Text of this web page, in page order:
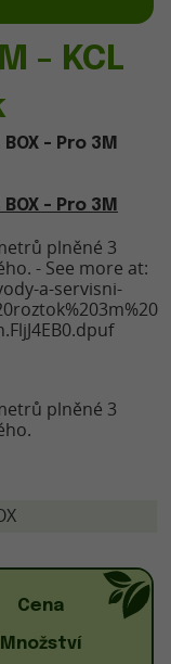
- KCL
- Pro 3M
- Pro 3M
plněné 3
- See more at:
a-servisni-
plněné 3
Cena
Množství